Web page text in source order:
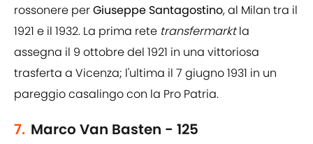
rossonere perGiuseppe Santagostino, al Milan tra il
1921 e il 1932. La prima rete transfermarktla
assegna il 9 ottobre del 1921 in una vittoriosa
trasferta a Vicenza; l'ultima il 7 giugno 1931 in un
pareggio casalingo con la Pro Patria.
7. Marco Van Basten - 125